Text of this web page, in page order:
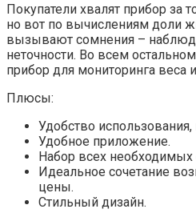
Покупатели хвалят прибор за
но вот по вычислениям доли
вызывают сомнения –
неточности. Во всем
прибор для мониторинга веса
Плюсы:
Удобство использования,
Удобное приложение.
Набор всех необходимых
Идеальное сочетание
цены.
Стильный дизайн.